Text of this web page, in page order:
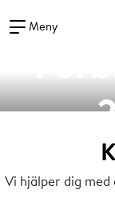
Meny
Vi hjälper dig